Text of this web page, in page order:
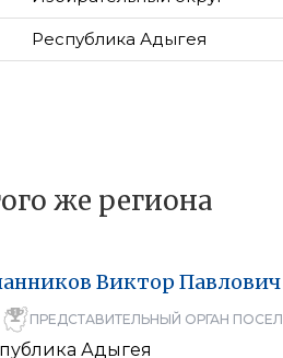
Республика Адыгея
же региона
Виктор Павлович
ПРЕДСТАВИТЕЛЬНЫЙ ОРГАН
Адыгея